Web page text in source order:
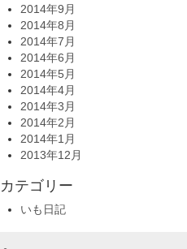
2014年9月
2014年8月
2014年7月
2014年6月
2014年5月
2014年4月
2014年3月
2014年2月
2014年1月
2013年12月
カテゴリー
いも日記